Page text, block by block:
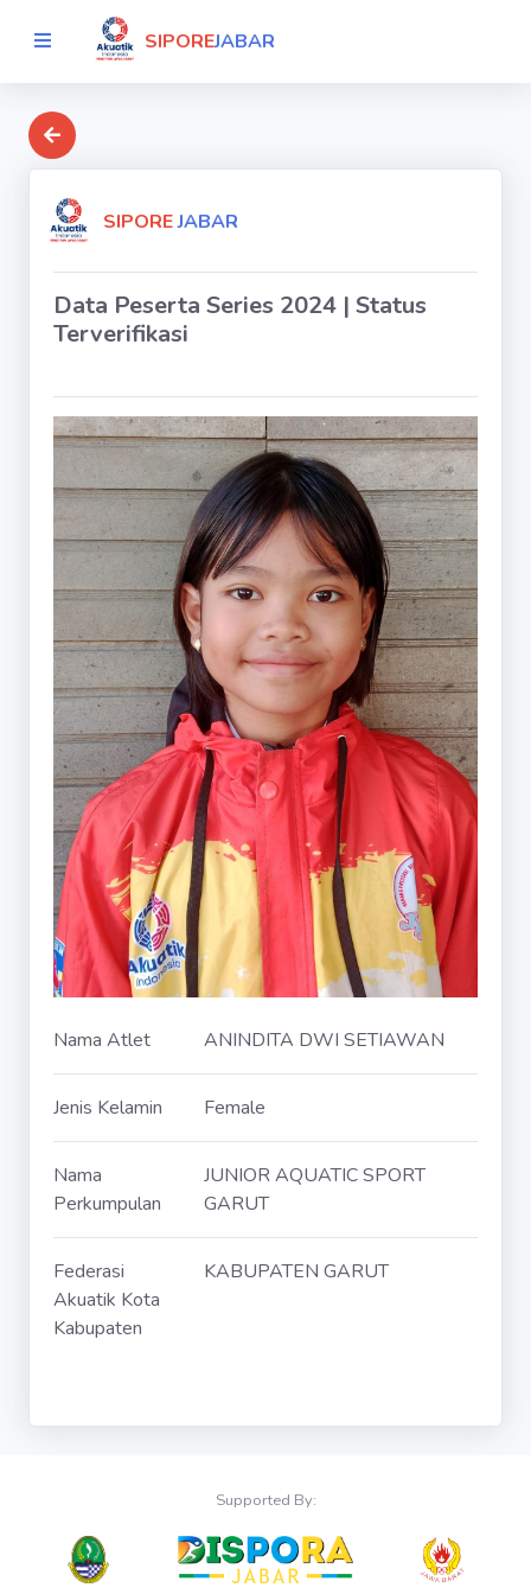
SIPOREJABAR
SIPOREJABAR
Data Peserta Series 2024 | Status
Terverifikasi
Nama Atlet ANINDITA DWI SETIAWAN
Jenis Kelamin Female
Nama
Perkumpulan
JUNIOR AQUATIC SPORT
GARUT
Federasi
Akuatik Kota
Kabupaten
KABUPATEN GARUT
Supported By: